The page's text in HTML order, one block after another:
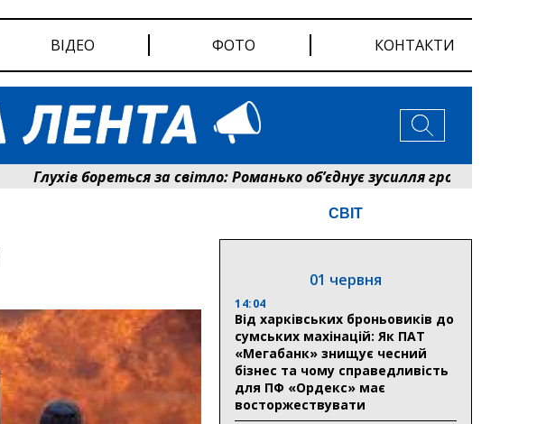
ВІДЕО ФОТО КОНТАКТИ
бореться за світло: Романько об’єднує зусилля громади та енергетиків
СВІТ
01 червня
14:04
Від харківських броньовиків до
сумських махінацій: Як ПАТ
«Мегабанк» знищує чесний
бізнес та чому справедливість
для ПФ «Ордекс» має
восторжествувати